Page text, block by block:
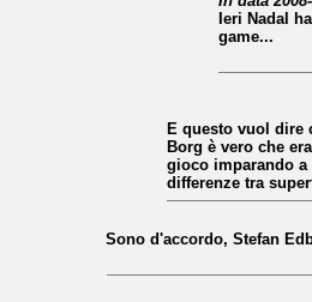
Ieri Nadal
game...
E questo vuol
Borg è vero che
gioco imparando
differenze tra
Sono d'accordo, Stefan